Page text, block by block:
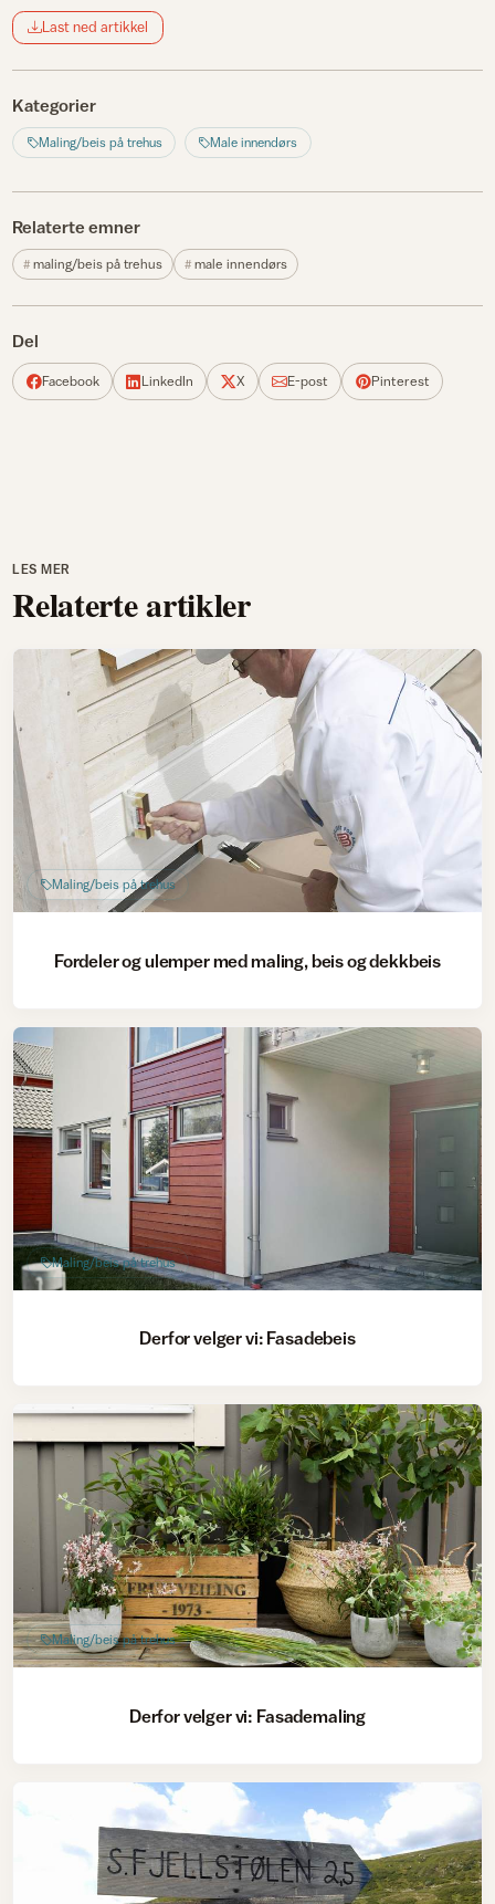
Last ned artikkel
Kategorier
Maling/beis på trehus Male innendørs
Relaterte emner
maling/beis på trehus male innendørs
Del
Facebook LinkedIn X E-post Pinterest
LES MER
Relaterte artikler
Maling/beis på trehus
Fordeler og ulemper med maling, beis og dekkbeis
Maling/beis på trehus
Derfor velger vi: Fasadebeis
Maling/beis på trehus
Derfor velger vi: Fasademaling